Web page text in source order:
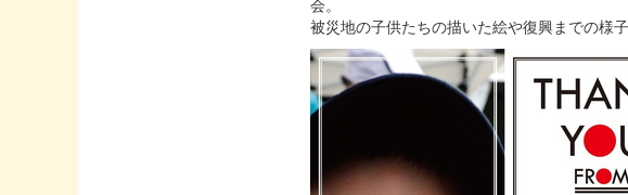
会。
被災地の子供たちの描いた絵や復興までの様